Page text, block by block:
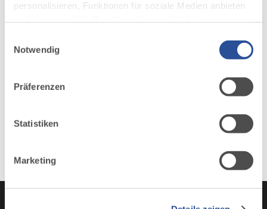
personalisieren, Funktionen für soziale Medien anbieten
deiner Verwendung unserer Website an unsere Partner
möglicherweise mit weiteren Daten zusammen, die du
Nutzung der Dienste gesammelt haben.
Notwendig
Präferenzen
Statistiken
Marketing